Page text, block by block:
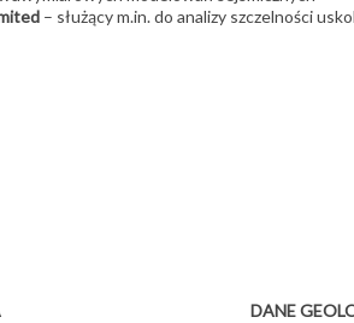
– służący m.in. do analizy szczelności
DANE